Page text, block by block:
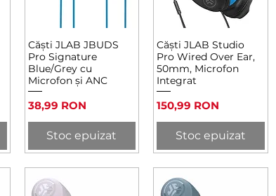
Afișare rapidă
Căști JLAB JBUDS
Pro Signature
Blue/Grey cu
Microfon și ANC
Preț
38,99 RON
Stoc epuizat
Afișare rapidă
Căști JLAB Studio
Pro Wired Over Ear,
50mm, Microfon
Integrat
Preț
150,99 RON
Stoc epuizat